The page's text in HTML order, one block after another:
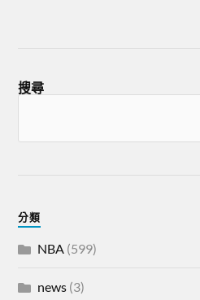
搜尋
分類
NBA (599)
news (3)